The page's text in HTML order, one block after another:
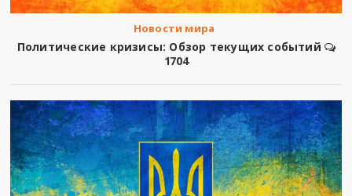
Новости мира
Политические кризисы: Обзор текущих событий
1704